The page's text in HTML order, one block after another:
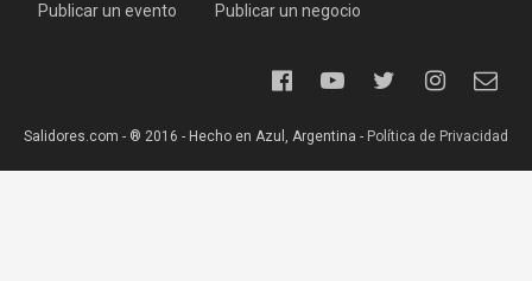
Publicar un evento Publicar un negocio
Salidores.com - ® 2016 - Hecho en Azul, Argentina - Política de Privacidad